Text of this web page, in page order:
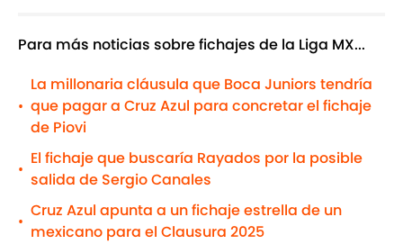
Para más noticias sobre fichajes de la Liga MX...
•
La millonaria cláusula que Boca Juniors tendría
que pagar a Cruz Azul para concretar el fichaje
de Piovi
•
El fichaje que buscaría Rayados por la posible
salida de Sergio Canales
•
Cruz Azul apunta a un fichaje estrella de un
mexicano para el Clausura 2025